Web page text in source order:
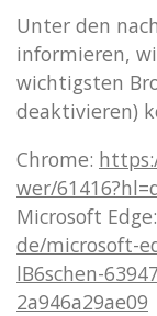
Unter den
informieren,
wichtigsten
deaktivieren)
Chrome:
wer/
Microsoft Edge:
de/microsoft-
lB6schen-
2a946a29ae09